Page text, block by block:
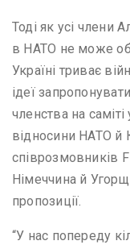
Тоді як усі члени
в НАТО не може
Україні триває
ідеї
членства на
відносини НАТО й
співрозмовників
Німеччина й
пропозиції.
“У нас попереду